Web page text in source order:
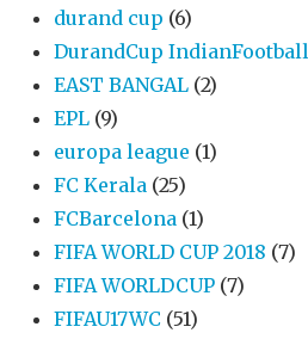
durand cup (6)
DurandCup IndianFootball
EAST BANGAL (2)
EPL (9)
europa league (1)
FC Kerala (25)
FCBarcelona (1)
FIFA WORLD CUP 2018 (7)
FIFA WORLDCUP (7)
FIFAU17WC (51)